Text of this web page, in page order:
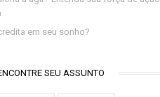
em seu sonho?
SEU ASSUNTO